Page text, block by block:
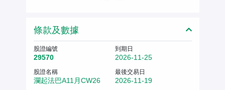
條款及數據
股證編號
29570
到期日
2026-11-25
股證名稱
瀾起法巴A11月CW26
最後交易日
2026-11-19